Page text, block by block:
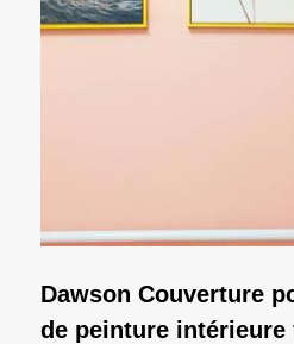
Dawson Couverture
de peinture intérieure